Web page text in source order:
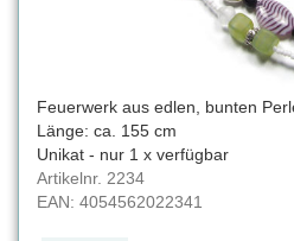
Feuerwerk aus edlen, bunten
Länge: ca. 155 cm
Unikat - nur 1 x verfügbar
Artikelnr. 2234
EAN: 4054562022341